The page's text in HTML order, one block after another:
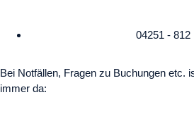
04251 - 812
Bei Notfällen, Fragen zu Buchungen etc.
immer da: